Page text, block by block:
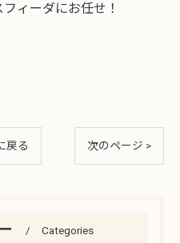
ィーダにお任せ！
戻る 次のページ >
Categories